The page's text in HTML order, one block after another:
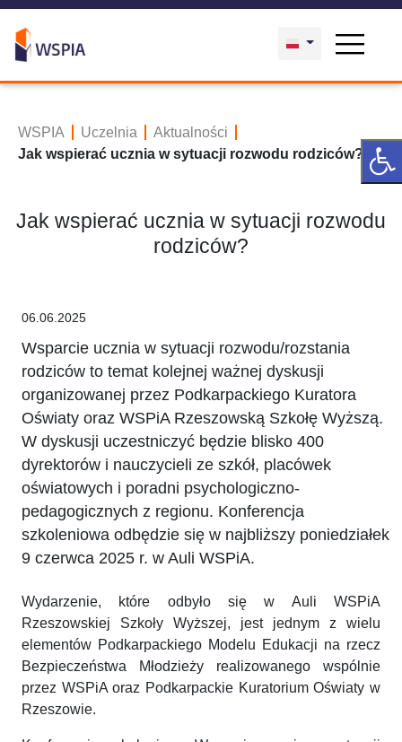
WSPIA Uczelnia
Aktualności
Jak wspierać ucznia w sytuacji rozwodu rodziców?
Jak wspierać ucznia w sytuacji rozwodu
rodziców?
06.06.2025
Wsparcie ucznia w sytuacji rozwodu/rozstania
rodziców to temat kolejnej ważnej dyskusji
organizowanej przez Podkarpackiego Kuratora
Oświaty oraz WSPiA Rzeszowską Szkołę Wyższą.
W dyskusji uczestniczyć będzie blisko 400
dyrektorów i nauczycieli ze szkół, placówek
oświatowych i poradni psychologiczno-
pedagogicznych z regionu. Konferencja
szkoleniowa odbędzie się w najbliższy poniedziałek
9 czerwca 2025 r. w Auli WSPiA.
Wydarzenie, które odbyło się w Auli WSPiA
Rzeszowskiej Szkoły Wyższej, jest jednym z wielu
elementów Podkarpackiego Modelu Edukacji na rzecz
Bezpieczeństwa Młodzieży realizowanego wspólnie
przez WSPiA oraz Podkarpackie Kuratorium Oświaty w
Rzeszowie.